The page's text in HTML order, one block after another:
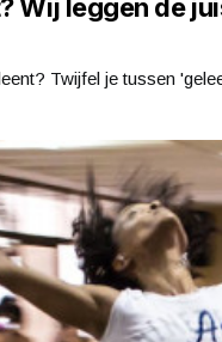
Wij leggen de
Twijfel je tussen